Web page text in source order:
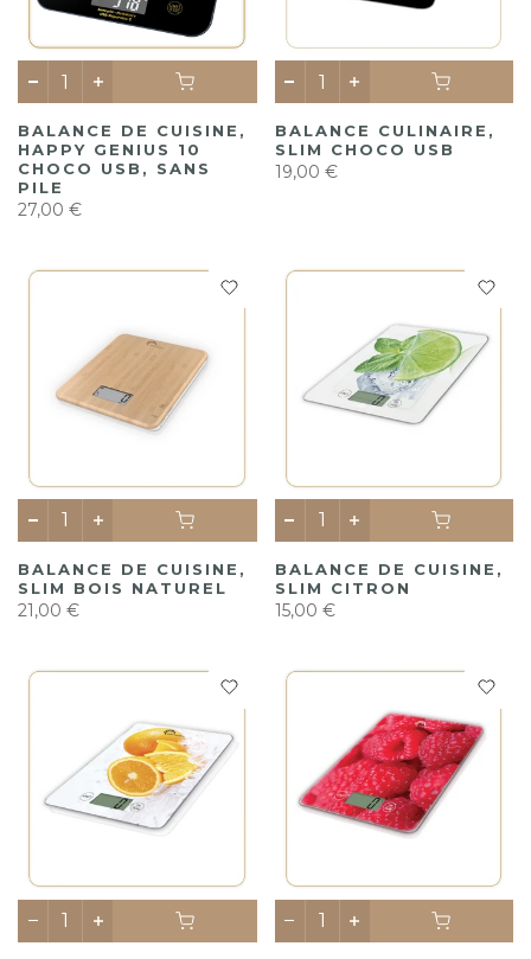
BALANCE DE CUISINE,
HAPPY GENIUS 10
CHOCO USB, SANS
PILE
27,00 €
BALANCE CULINAIRE,
SLIM CHOCO USB
19,00 €
BALANCE DE CUISINE,
SLIM BOIS NATUREL
21,00 €
BALANCE DE CUISINE,
SLIM CITRON
15,00 €